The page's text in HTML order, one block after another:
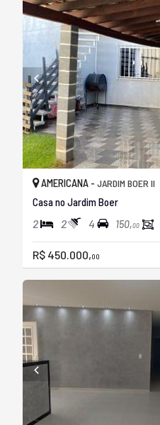
AMERICANA - JARDIM BOER II
Casa no Jardim Boer
2 2 4 150,00
R$ 450.000,00